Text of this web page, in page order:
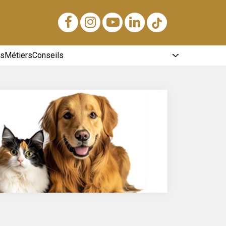
MétiersConseils